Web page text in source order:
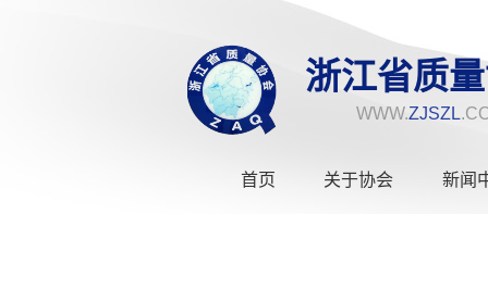
浙江省质
WWW.ZJSZL
首页 关于协会 新闻